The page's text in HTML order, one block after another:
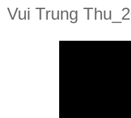
Vui Trung